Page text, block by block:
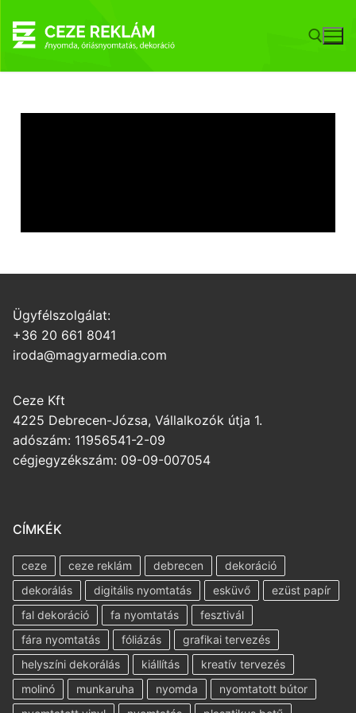
Ügyfélszolgálat:
+36 20 661 8041
iroda@magyarmedia.com
Ceze Kft
4225 Debrecen-Józsa, Vállalkozók útja 1.
adószám: 11956541-2-09
cégjegyzékszám: 09-09-007054
CÍMKÉK
ceze ceze reklám debrecen
dekoráció
dekorálás
digitális nyomtatás esküvő
ezüst papír
fal dekoráció
fa nyomtatás
fesztivál
fára nyomtatás
fóliázás
grafikai tervezés
helyszíni dekorálás
kiállítás
kreatív tervezés
molinó
munkaruha nyomda
nyomtatott bútor